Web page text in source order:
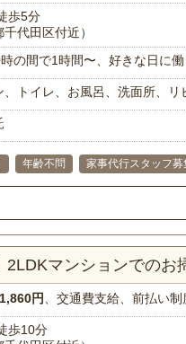
歩5分
千代田区付近）
の間で1時間〜、好きな日に
、トイレ、お風呂、洗面所、リ
年齢不問 家事代行スタッフ募
マンションでのお
円 、交通費支給、前払い制
歩10分